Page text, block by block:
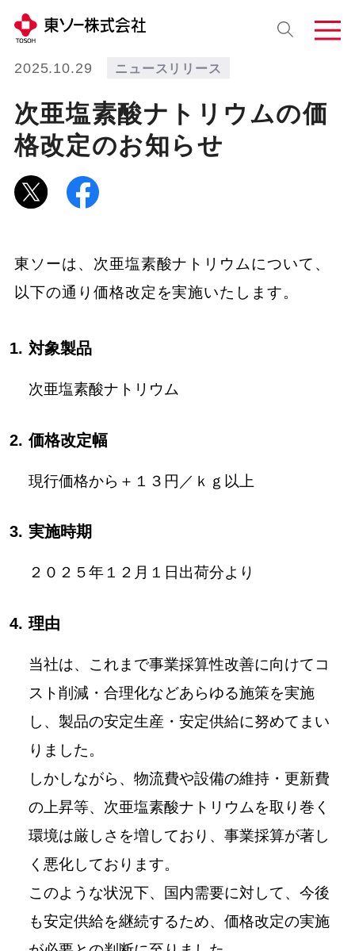
2025.10.29 ニュースリリース
次亜塩素酸ナトリウムの価
格改定のお知らせ
東ソーは、次亜塩素酸ナトリウムについて、
以下の通り価格改定を実施いたします。
対象製品
次亜塩素酸ナトリウム
価格改定幅
現行価格から＋１３円／ｋｇ以上
実施時期
２０２５年１２月１日出荷分より
理由
当社は、これまで事業採算性改善に向けてコ
スト削減・合理化などあらゆる施策を実施
し、製品の安定生産・安定供給に努めてまい
りました。
しかしながら、物流費や設備の維持・更新費
の上昇等、次亜塩素酸ナトリウムを取り巻く
環境は厳しさを増しており、事業採算が著し
く悪化しております。
このような状況下、国内需要に対して、今後
も安定供給を継続するため、価格改定の実施